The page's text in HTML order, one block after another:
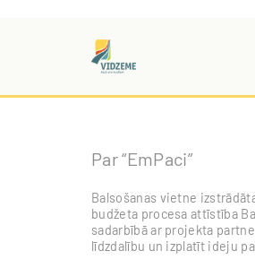
Par “EmPaci”
Balsošanas vietne
budžeta procesa attīstība
sadarbībā ar projekta
līdzdalību un izplatīt ideju